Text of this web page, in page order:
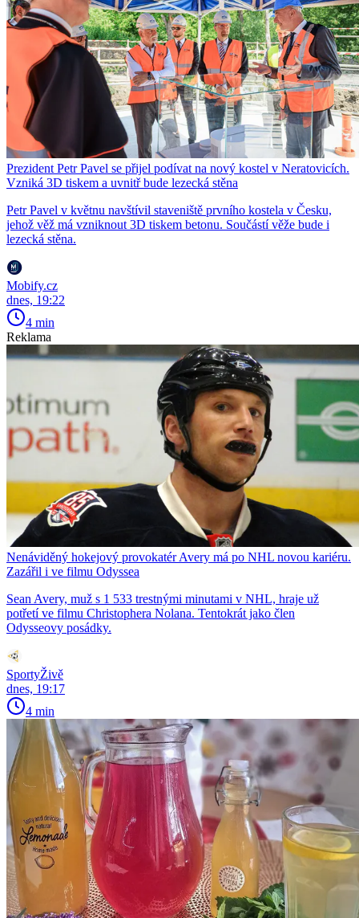
Prezident Petr Pavel se přijel podívat na nový kostel v Neratovicích.
Vzniká 3D tiskem a uvnitř bude lezecká stěna
Petr Pavel v květnu navštívil staveniště prvního kostela v Česku,
jehož věž má vzniknout 3D tiskem betonu. Součástí věže bude i
lezecká stěna.
Mobify.cz
dnes, 19:22
4 min
Reklama
Nenáviděný hokejový provokatér Avery má po NHL novou kariéru.
Zazářil i ve filmu Odyssea
Sean Avery, muž s 1 533 trestnými minutami v NHL, hraje už
potřetí ve filmu Christophera Nolana. Tentokrát jako člen
Odysseovy posádky.
SportyŽivě
dnes, 19:17
4 min